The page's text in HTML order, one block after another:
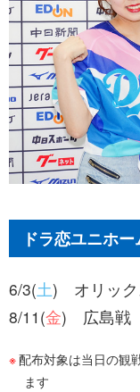
ドラ恋ユニホ
6/3(土) オリック
8/11(金) 広島戦
配布対象は当日の観
ます